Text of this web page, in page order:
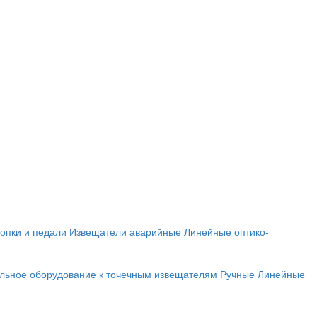
и педали Извещатели аварийные Линейные оптико-
оборудование к точечным извещателям Ручные Линейные